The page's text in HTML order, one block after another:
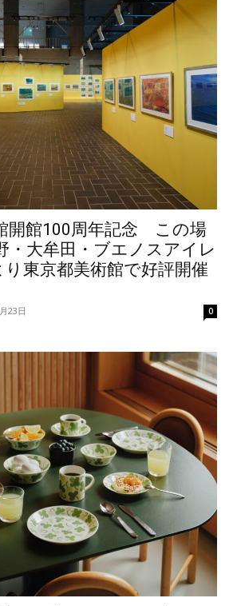
開館100周年記念 この場
・大牟田・ブエノスアイレ
東京都美術館で好評開催
23日 0